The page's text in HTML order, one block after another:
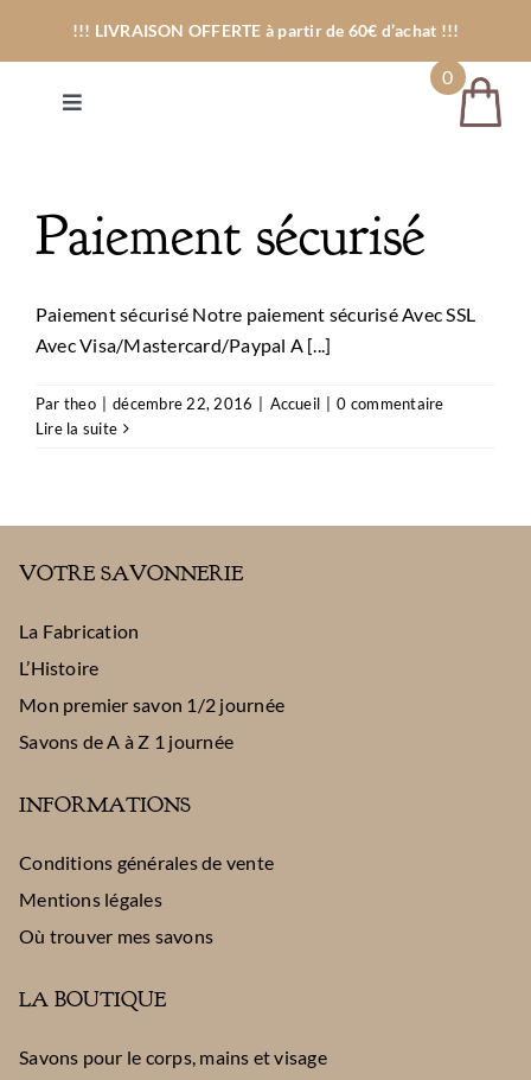
!!! LIVRAISON OFFERTE à partir de 60€ d’achat !!!
Toggle
La Boutique
À propos
Mon compte
0
Paiement sécurisé
Paiement sécurisé Notre paiement sécurisé Avec SSL
Avec Visa/Mastercard/Paypal A [...]
Par theo décembre 22, 2016 Accueil
0 commentaire
Lire la suite
VOTRE SAVONNERIE
La Fabrication
L’Histoire
Mon premier savon 1/2 journée
Savons de A à Z 1 journée
INFORMATIONS
Conditions générales de vente
Mentions légales
Où trouver mes savons
LA BOUTIQUE
Savons pour le corps, mains et visage